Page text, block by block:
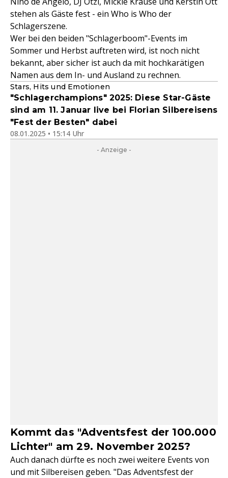
stehen als Gäste fest - ein Who is Who der
Schlagerszene.
Wer bei den beiden "Schlagerboom"-Events im
Sommer und Herbst auftreten wird, ist noch nicht
bekannt, aber sicher ist auch da mit hochkarätigen
Namen aus dem In- und Ausland zu rechnen.
Stars, Hits und Emotionen
"Schlagerchampions" 2025: Diese Star-Gäste
sind am 11. Januar live bei Florian Silbereisens
"Fest der Besten" dabei
08.01.2025 • 15:14 Uhr
- Anzeige -
Kommt das "Adventsfest der 100.000
Lichter" am 29. November 2025?
Auch danach dürfte es noch zwei weitere Events von
und mit Silbereisen geben. "Das Adventsfest der